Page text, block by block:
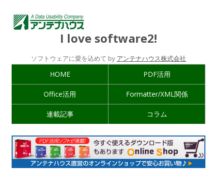
I love software2!
ソフトウェアに愛を込めて by アンテナハウス株式会社
HOME PDF活用
Office活用 Formatter/XML関係
連載記事 コラム